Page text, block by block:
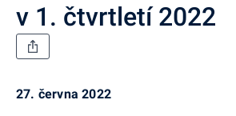
v 1. čtvrtletí 2022
27. června 2022